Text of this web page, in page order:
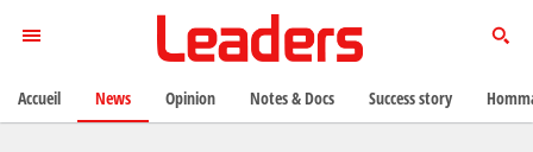
Accueil News Opinion Notes & Docs Success story